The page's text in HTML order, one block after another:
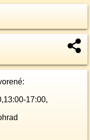
17:00,